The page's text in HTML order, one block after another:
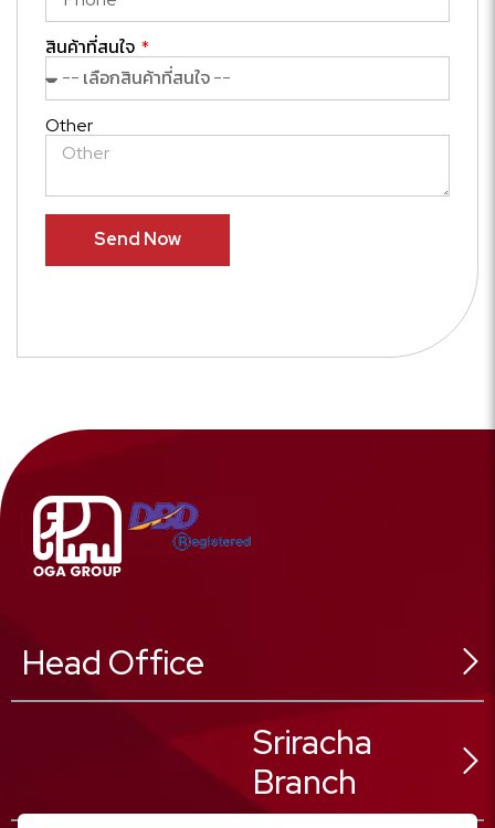
สินค้าที่สนใจ
Other
Send Now
Head Office
Ladphrao Sub-District,
Sriracha
Branch